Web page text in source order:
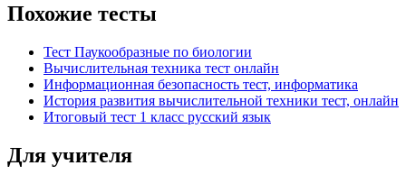
Похожие тесты
Тест Паукообразные по биологии
Вычислительная техника тест онлайн
Информационная безопасность тест, информатика
История развития вычислительной техники тест, онлайн
Итоговый тест 1 класс русский язык
Для учителя